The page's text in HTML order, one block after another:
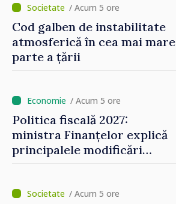
reparație vor fi efectuate în
regim prioritar
/ Acum 5 ore
Cod galben de instabilitate
atmosferică în cea mai mare
parte a țării
/ Acum 5 ore
Politica fiscală 2027:
ministra Finanțelor explică
principalele modificări
locale și rutiere
/ Acum 5 ore